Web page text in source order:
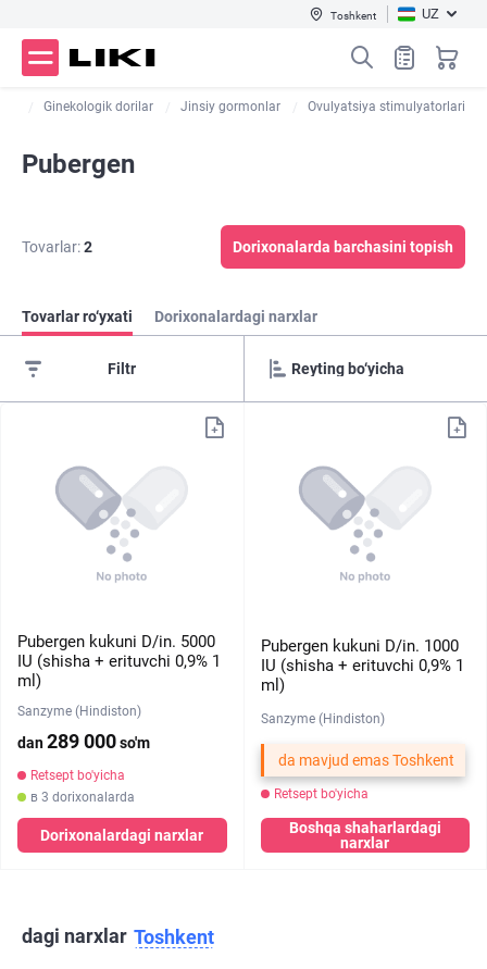
Toshkent UZ
Ginekologik dorilar Jinsiy gormonlar Ovulyatsiya stimulyatorlari
Pubergen
Tovarlar:2 Dorixonalarda barchasini topish
Tovarlar ro‘yxati Dorixonalardagi narxlar
Filtr
Pubergen kukuni D/in. 5000
IU (shisha + erituvchi 0,9% 1
ml)
Sanzyme (Hindiston)
dan289 000so'm
Retsept bo'yicha
в 3 dorixonalarda
Dorixonalardagi narxlar
Pubergen kukuni D/in. 1000
IU (shisha + erituvchi 0,9% 1
ml)
Sanzyme (Hindiston)
da mavjud emas Toshkent
Retsept bo'yicha
Boshqa shaharlardagi
narxlar
dagi narxlar Toshkent